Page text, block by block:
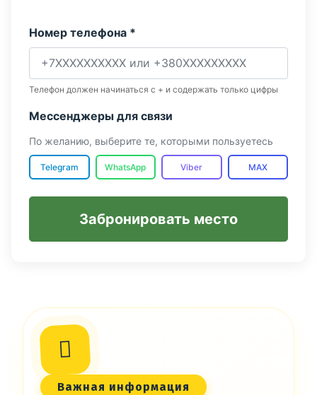
Номер телефона *
Телефон должен начинаться с + и содержать только цифры
Мессенджеры для связи
По желанию, выберите те, которыми пользуетесь
Telegram WhatsApp Viber MAX
Забронировать место
Важная информация